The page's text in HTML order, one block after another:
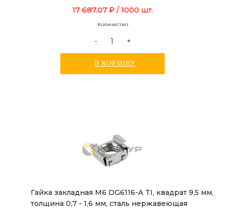
17 687.07 ₽ / 1000 шт.
Количество
- +
В КОРЗИНУ
Гайка закладная М6 DG6116-A TI, квадрат 9,5 мм,
толщина 0,7 - 1,6 мм, сталь нержавеющая